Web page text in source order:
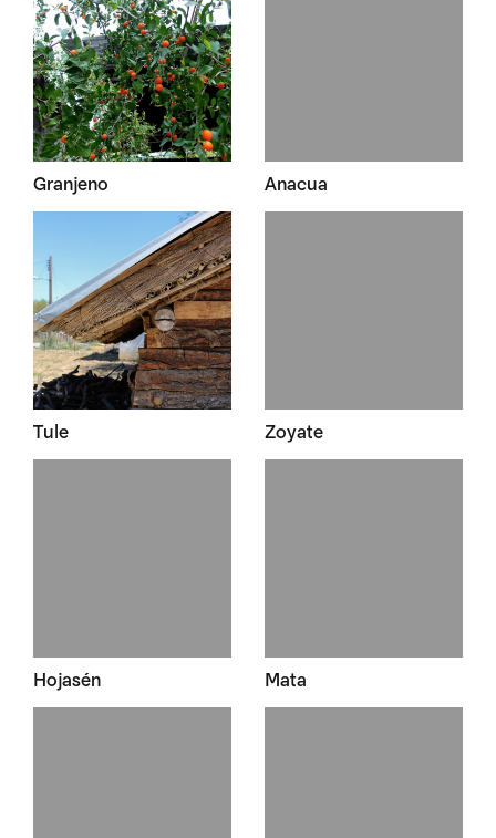
Granjeno Anacua
Tule Zoyate
Hojasén Mata